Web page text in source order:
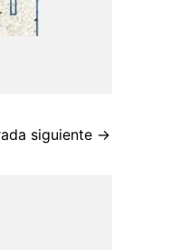
siguiente →